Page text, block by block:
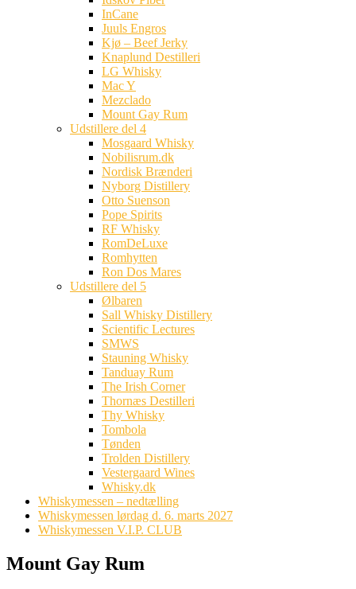
InCane
Juuls Engros
Kjø – Beef Jerky
Knaplund Destilleri
LG Whisky
Mac Y
Mezclado
Mount Gay Rum
Udstillere del 4
Mosgaard Whisky
Nobilisrum.dk
Nordisk Brænderi
Nyborg Distillery
Otto Suenson
Pope Spirits
RF Whisky
RomDeLuxe
Romhytten
Ron Dos Mares
Udstillere del 5
Ølbaren
Sall Whisky Distillery
Scientific Lectures
SMWS
Stauning Whisky
Tanduay Rum
The Irish Corner
Thornæs Destilleri
Thy Whisky
Tombola
Tønden
Trolden Distillery
Vestergaard Wines
Whisky.dk
Whiskymessen – nedtælling
Whiskymessen lørdag d. 6. marts 2027
Whiskymessen V.I.P. CLUB
Mount Gay Rum